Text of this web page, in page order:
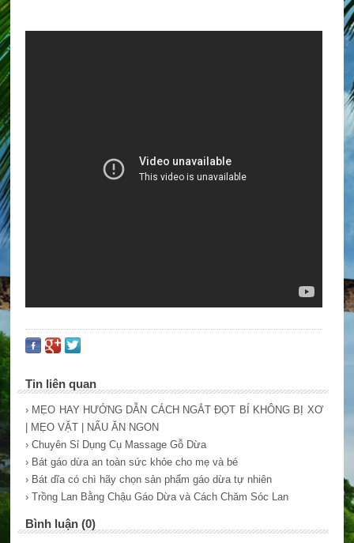
Tin liên quan
› MẸO HAY HƯỚNG DẪN CÁCH NGẮT ĐỌT BÍ KHÔNG BỊ XƠ
| MẸO VẶT | NẤU ĂN NGON
› Chuyên Sỉ Dụng Cụ Massage Gỗ Dừa
› Bát gáo dừa an toàn sức khỏe cho mẹ và bé
› Bát dĩa có chì hãy chọn sản phẩm gáo dừa tự nhiên
› Trồng Lan Bằng Chậu Gáo Dừa và Cách Chăm Sóc Lan
Bình luận (0)